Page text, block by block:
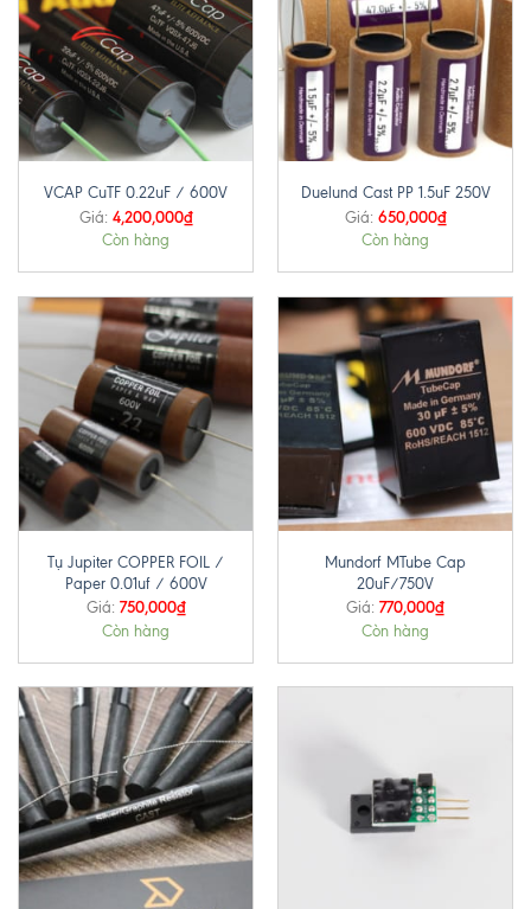
VCAP CuTF 0.22uF / 600V
Giá: 4,200,000₫
Còn hàng
Duelund Cast PP 1.5uF 250V
Giá: 650,000₫
Còn hàng
Tụ Jupiter COPPER FOIL /
Paper 0.01uf / 600V
Giá: 750,000₫
Còn hàng
Mundorf MTube Cap
20uF/750V
Giá: 770,000₫
Còn hàng